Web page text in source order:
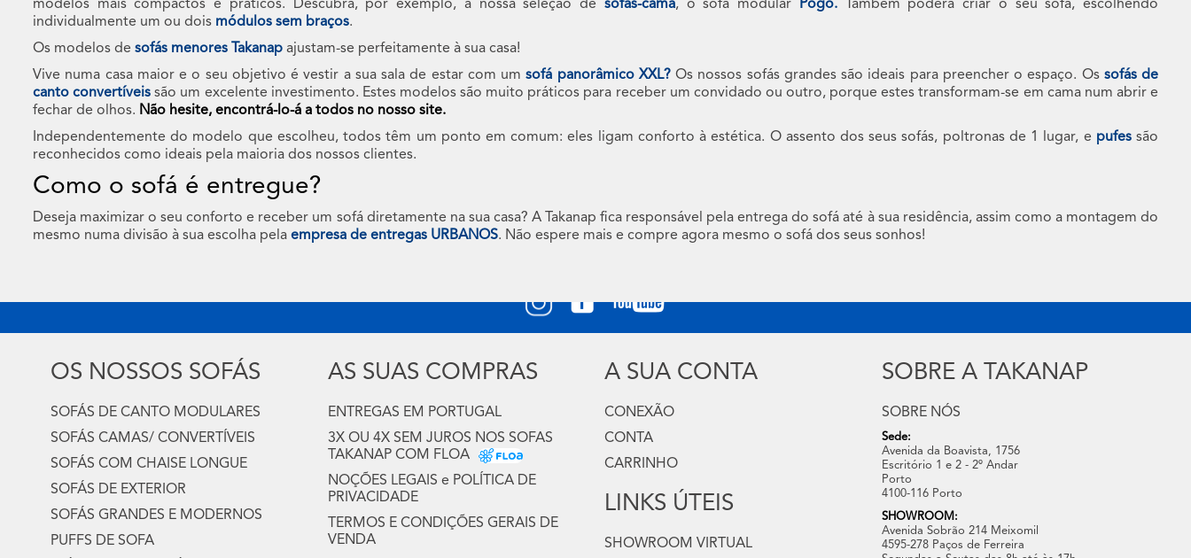
modelos mais compactos e práticos. Descubra, por exemplo, a nossa seleção de sofás-cama, o sofá modular Pogo.Também poderá criar o seu sofá, escolhendo
individualmente um ou dois módulos sem braços.
Os modelos de sofás menores Takanap ajustam-se perfeitamente à sua casa!
Vive numa casa maior e o seu objetivo é vestir a sua sala de estar com umsofá panorâmico XXL?Os nossos sofás grandes são ideais para preencher o espaço. Os sofás de
canto convertíveis são um excelente investimento. Estes modelos são muito práticos para receber um convidado ou outro, porque estes transformam-se em cama num abrir e
fechar de olhos. Não hesite, encontrá-lo-á a todos no nosso site.
Independentemente do modelo que escolheu, todos têm um ponto em comum: eles ligam conforto à estética. O assento dos seus sofás, poltronas de 1 lugar, e pufessão
reconhecidos como ideais pela maioria dos nossos clientes.
Como o sofá é entregue?
Deseja maximizar o seu conforto e receber um sofá diretamente na sua casa? A Takanap fica responsável pela entrega do sofá até à sua residência, assim como a montagem do
mesmo numa divisão à sua escolha pela empresa de entregas URBANOS. Não espere mais e compre agora mesmo o sofá dos seus sonhos!
OS NOSSOS SOFÁS
SOFÁS DE CANTO MODULARES
SOFÁS CAMAS/ CONVERTÍVEIS
SOFÁS COM CHAISE LONGUE
SOFÁS DE EXTERIOR
SOFÁS GRANDES E MODERNOS
PUFFS DE SOFA
AS SUAS COMPRAS
ENTREGAS EM PORTUGAL
3X OU 4X SEM JUROS NOS SOFAS
TAKANAP COM FLOA
NOÇÕES LEGAIS e POLÍTICA DE
PRIVACIDADE
TERMOS E CONDIÇÕES GERAIS DE
VENDA
A SUA CONTA
CONEXÃO
CONTA
CARRINHO
LINKS ÚTEIS
SHOWROOM VIRTUAL
SOBRE A TAKANAP
SOBRE NÓS
Sede:
Avenida da Boavista, 1756
Escritório 1 e 2 - 2º Andar
Porto
4100-116 Porto
SHOWROOM:
Avenida Sobrão 214 Meixomil
4595-278 Paços de Ferreira